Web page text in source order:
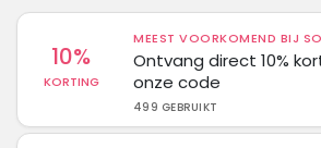
10%
KORTING
MEEST VOORKOMEND BIJ
Ontvang direct 10%
onze code
499 GEBRUIKT